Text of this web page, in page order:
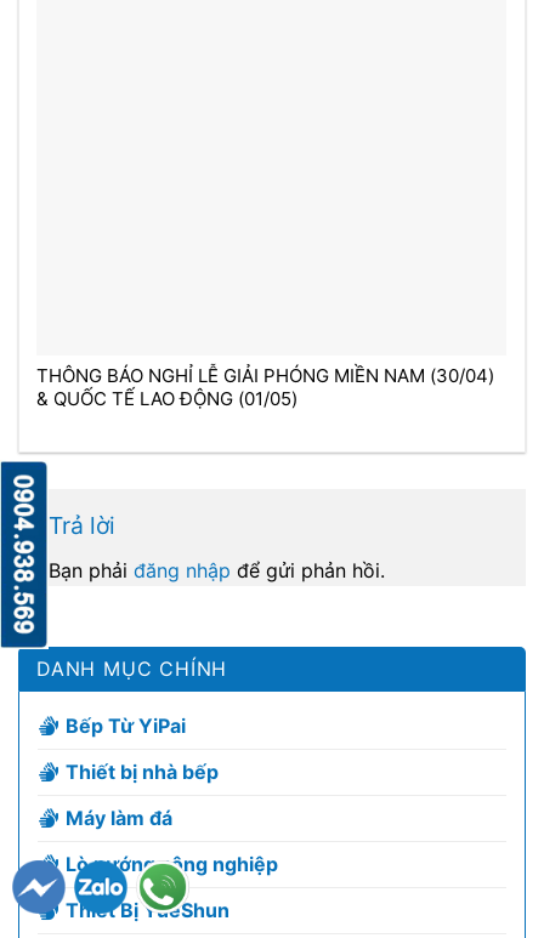
THÔNG BÁO NGHỈ LỄ GIẢI PHÓNG MIỀN NAM (30/04)
& QUỐC TẾ LAO ĐỘNG (01/05)
Trả lời
Bạn phải đăng nhập để gửi phản hồi.
DANH MỤC CHÍNH
Bếp Từ YiPai
Thiết bị nhà bếp
Máy làm đá
Lò nướng công nghiệp
Thiết Bị YueShun